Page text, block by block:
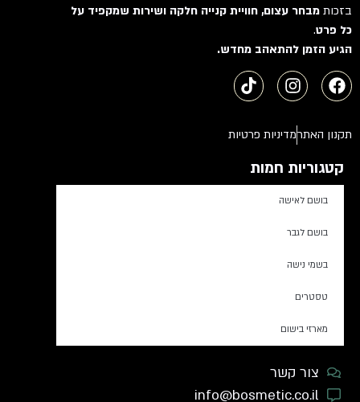
בזכותמבחר עצום, חוויית קנייה חלקה ושירות שמקפיד על
כל פרט.
הגיע הזמן להתאהב מחדש.
תקנון האתרמדיניות פרטיות
קטגוריות חמות
בושם לאישה
בושם לגבר
בשמי נישה
טסטרים
מארזי בישום
צור קשר
info@bosmetic.co.il